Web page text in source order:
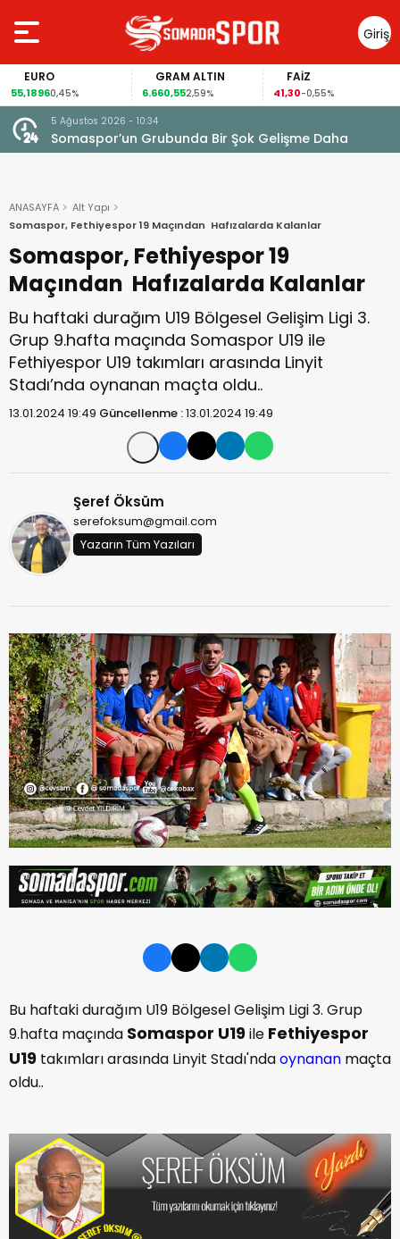
Giriş
Yap
0,45%
GRAM ALTIN
6.660,552,59%
FAİZ
41,30 -0,55%
5 Ağustos 2026 - 10:34
Somaspor’un Grubunda Bir Şok Gelişme Daha
ANASAYFA
Alt Yapı
Somaspor, Fethiyespor 19 Maçından Hafızalarda Kalanlar
Somaspor, Fethiyespor 19
Maçından Hafızalarda Kalanlar
Bu haftaki durağım U19 Bölgesel Gelişim Ligi 3.
Grup 9.hafta maçında Somaspor U19 ile
Fethiyespor U19 takımları arasında Linyit
Stadı’nda oynanan maçta oldu..
13.01.2024 19:49 Güncellenme :13.01.2024 19:49
Şeref Öksüm
serefoksum@gmail.com
Yazarın Tüm Yazıları
Bu haftaki durağım U19 Bölgesel Gelişim Ligi 3. Grup
9.hafta maçında Somaspor U19ile Fethiyespor
U19 takımları arasında Linyit Stadı'ndaoynanan maçta
oldu..